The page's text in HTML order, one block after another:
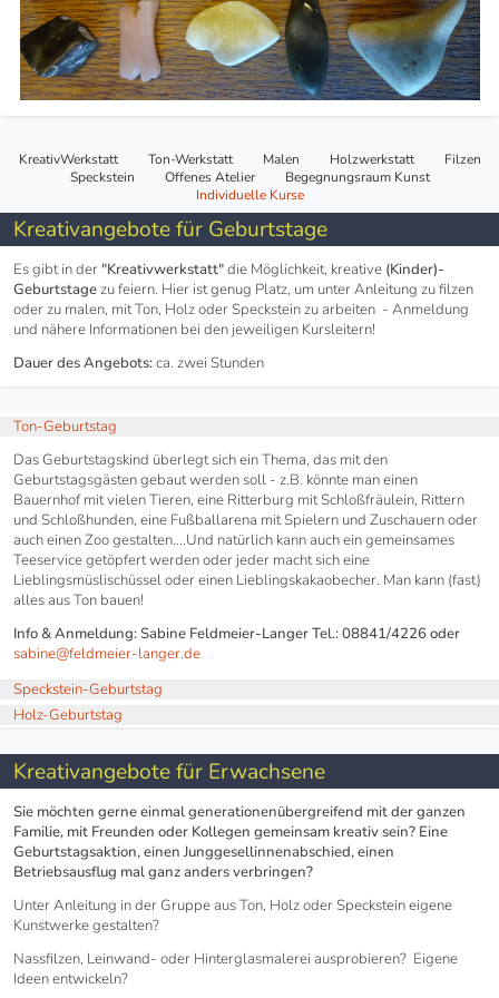
Navigation
überspringen
KreativWerkstatt Ton-Werkstatt Malen Holzwerkstatt
Filzen
Speckstein
Offenes Atelier
Begegnungsraum Kunst
Individuelle Kurse
Kreativangebote für Geburtstage
Es gibt in der "Kreativwerkstatt"die Möglichkeit, kreative (Kinder)-
Geburtstagezu feiern. Hier ist genug Platz, um unter Anleitung zu filzen
oder zu malen, mit Ton, Holz oder Speckstein zu arbeiten - Anmeldung
und nähere Informationen bei den jeweiligen Kursleitern!
Dauer des Angebots:ca. zwei Stunden
Ton-Geburtstag
Das Geburtstagskind überlegt sich ein Thema, das mit den
Geburtstagsgästen gebaut werden soll - z.B. könnte man einen
Bauernhof mit vielen Tieren, eine Ritterburg mit Schloßfräulein, Rittern
und Schloßhunden, eine Fußballarena mit Spielern und Zuschauern oder
auch einen Zoo gestalten....Und natürlich kann auch ein gemeinsames
Teeservice getöpfert werden oder jeder macht sich eine
Lieblingsmüslischüssel oder einen Lieblingskakaobecher. Man kann (fast)
alles aus Ton bauen!
Info & Anmeldung: Sabine Feldmeier-Langer Tel.: 08841/4226 oder
sabine@feldmeier-langer.de
Speckstein-Geburtstag
Holz-Geburtstag
Kreativangebote für Erwachsene
Sie möchten gerne einmal generationenübergreifend mit der ganzen
Familie, mit Freunden oder Kollegen gemeinsam kreativ sein? Eine
Geburtstagsaktion, einen Junggesellinnenabschied, einen
Betriebsausflug mal ganz anders verbringen?
Unter Anleitung in der Gruppe aus Ton, Holz oder Speckstein eigene
Kunstwerke gestalten?
Nassfilzen, Leinwand- oder Hinterglasmalerei ausprobieren? Eigene
Ideen entwickeln?